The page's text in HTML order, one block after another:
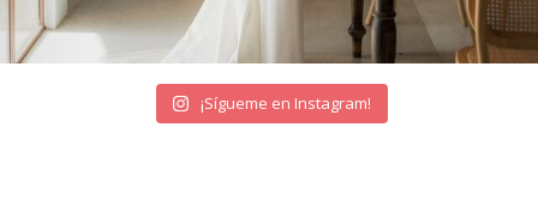
¡Sígueme en Instagram!